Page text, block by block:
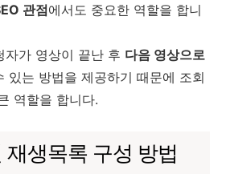
관점에서도 중요한 역할을 합니
자가 영상이 끝난 후 다음 영상으로
있는 방법을 제공하기 때문에 조회
역할을 합니다.
재생목록 구성 방법